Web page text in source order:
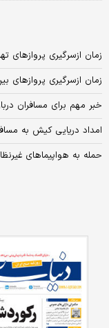
زمان ازسرگیری
زمان ازسرگیری
خبر مهم برای مسافران
امداد دریایی کیش به
حمله به هواپیماهای